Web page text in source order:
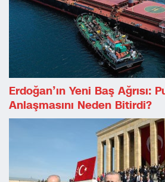
Erdoğan’ın Yeni Baş Ağrısı:
Anlaşmasını Neden Bitirdi?